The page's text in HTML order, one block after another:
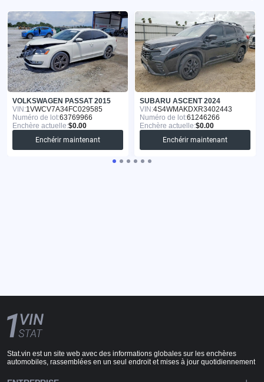
VOLKSWAGEN PASSAT 2015
VIN:1VWCV7A34FC029585
Numéro de lot:63769966
Enchère actuelle:$0.00
Enchérir maintenant
SUBARU ASCENT 2024
VIN:4S4WMAKDXR3402443
Numéro de lot:61246266
Enchère actuelle:$0.00
Enchérir maintenant
Stat.vin est un site web avec des informations globales sur les enchères
automobiles, rassemblées en un seul endroit et mises à jour quotidiennement